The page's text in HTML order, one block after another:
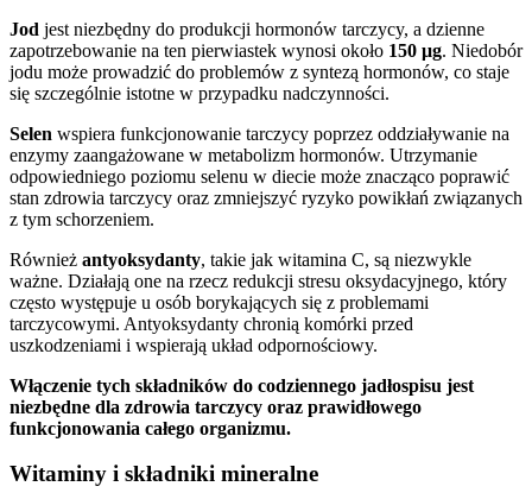
Jod jest niezbędny do produkcji hormonów tarczycy, a dzienne
zapotrzebowanie na ten pierwiastek wynosi około 150 μg. Niedobór
jodu może prowadzić do problemów z syntezą hormonów, co staje
się szczególnie istotne w przypadku nadczynności.
Selen wspiera funkcjonowanie tarczycy poprzez oddziaływanie na
enzymy zaangażowane w metabolizm hormonów. Utrzymanie
odpowiedniego poziomu selenu w diecie może znacząco poprawić
stan zdrowia tarczycy oraz zmniejszyć ryzyko powikłań związanych
z tym schorzeniem.
Również antyoksydanty, takie jak witamina C, są niezwykle
ważne. Działają one na rzecz redukcji stresu oksydacyjnego, który
często występuje u osób borykających się z problemami
tarczycowymi. Antyoksydanty chronią komórki przed
uszkodzeniami i wspierają układ odpornościowy.
Włączenie tych składników do codziennego jadłospisu jest
niezbędne dla zdrowia tarczycy oraz prawidłowego
funkcjonowania całego organizmu.
Witaminy i składniki mineralne